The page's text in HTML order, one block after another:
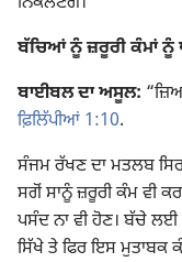
ਬੱਚਿਆਂ ਨੂੰ ਜ਼ਰੂਰੀ ਕੰਮਾਂ ਨੂੰ
ਬਾਈਬਲ ਦਾ ਅਸੂਲ:
ਫ਼ਿਲਿੱਪੀਆਂ 1:10.
ਸੰਜਮ ਰੱਖਣ ਦਾ ਮਤਲਬ
ਸਗੋਂ ਸਾਨੂੰ ਜ਼ਰੂਰੀ ਕੰਮ ਵੀ
ਪਸੰਦ ਨਾ ਵੀ ਹੋਣ। ਬੱਚੇ ਲਈ
ਸਿੱਖੇ ਤੇ ਫਿਰ ਇਸ ਮੁਤਾਬਕ